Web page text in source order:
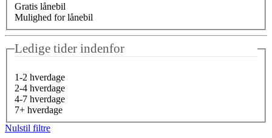
Gratis lånebil
Mulighed for lånebil
Ledige tider indenfor
1-2 hverdage
2-4 hverdage
4-7 hverdage
7+ hverdage
Nulstil filtre